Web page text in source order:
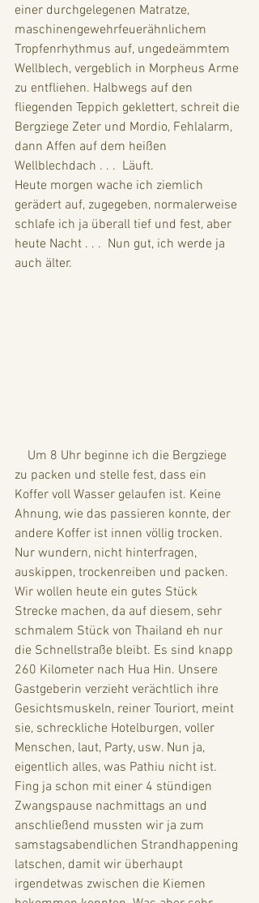
einer durchgelegenen Matratze,
maschinengewehrfeuerähnlichem
Tropfenrhythmus auf, ungedeämmtem
Wellblech, vergeblich in Morpheus Arme
zu entfliehen. Halbwegs auf den
fliegenden Teppich geklettert, schreit die
Bergziege Zeter und Mordio, Fehlalarm,
dann Affen auf dem heißen
Wellblechdach . . .  Läuft.
Heute morgen wache ich ziemlich
gerädert auf, zugegeben, normalerweise
schlafe ich ja überall tief und fest, aber
heute Nacht . . .  Nun gut, ich werde ja
auch älter.
zu packen und stelle fest, dass ein
Koffer voll Wasser gelaufen ist. Keine
Ahnung, wie das passieren konnte, der
andere Koffer ist innen völlig trocken.
Nur wundern, nicht hinterfragen,
auskippen, trockenreiben und packen.
Wir wollen heute ein gutes Stück
Strecke machen, da auf diesem, sehr
schmalem Stück von Thailand eh nur
die Schnellstraße bleibt. Es sind knapp
260 Kilometer nach Hua Hin. Unsere
Gastgeberin verzieht verächtlich ihre
Gesichtsmuskeln, reiner Touriort, meint
sie, schreckliche Hotelburgen, voller
Menschen, laut, Party, usw. Nun ja,
eigentlich alles, was Pathiu nicht ist.
Fing ja schon mit einer 4 stündigen
Zwangspause nachmittags an und
anschließend mussten wir ja zum
samstagsabendlichen Strandhappening
latschen, damit wir überhaupt
irgendetwas zwischen die Kiemen